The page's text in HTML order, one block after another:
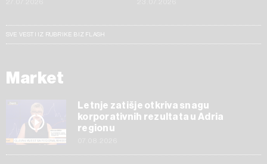
SVE VESTI IZ RUBRIKE BIZ FLASH
Market
Letnje zatišje otkriva snagu
korporativnih rezultata u Adria
regionu